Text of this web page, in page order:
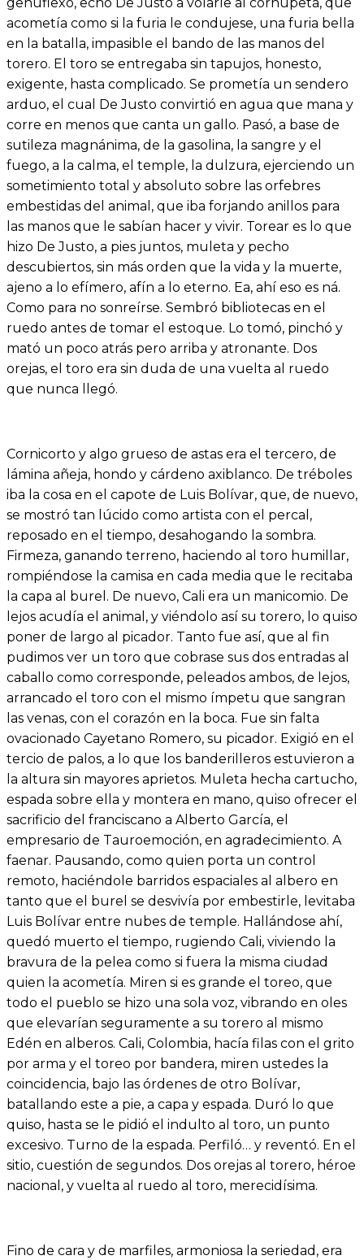
acometía como si la furia le condujese, una furia bella
en la batalla, impasible el bando de las manos del
torero. El toro se entregaba sin tapujos, honesto,
exigente, hasta complicado. Se prometía un sendero
arduo, el cual De Justo convirtió en agua que mana y
corre en menos que canta un gallo. Pasó, a base de
sutileza magnánima, de la gasolina, la sangre y el
fuego, a la calma, el temple, la dulzura, ejerciendo un
sometimiento total y absoluto sobre las orfebres
embestidas del animal, que iba forjando anillos para
las manos que le sabían hacer y vivir. Torear es lo que
hizo De Justo, a pies juntos, muleta y pecho
descubiertos, sin más orden que la vida y la muerte,
ajeno a lo efímero, afín a lo eterno. Ea, ahí eso es ná.
Como para no sonreírse. Sembró bibliotecas en el
ruedo antes de tomar el estoque. Lo tomó, pinchó y
mató un poco atrás pero arriba y atronante. Dos
orejas, el toro era sin duda de una vuelta al ruedo
que nunca llegó.
Cornicorto y algo grueso de astas era el tercero, de
lámina añeja, hondo y cárdeno axiblanco. De tréboles
iba la cosa en el capote de Luis Bolívar, que, de nuevo,
se mostró tan lúcido como artista con el percal,
reposado en el tiempo, desahogando la sombra.
Firmeza, ganando terreno, haciendo al toro humillar,
rompiéndose la camisa en cada media que le recitaba
la capa al burel. De nuevo, Cali era un manicomio. De
lejos acudía el animal, y viéndolo así su torero, lo quiso
poner de largo al picador. Tanto fue así, que al fin
pudimos ver un toro que cobrase sus dos entradas al
caballo como corresponde, peleados ambos, de lejos,
arrancado el toro con el mismo ímpetu que sangran
las venas, con el corazón en la boca. Fue sin falta
ovacionado Cayetano Romero, su picador. Exigió en el
tercio de palos, a lo que los banderilleros estuvieron a
la altura sin mayores aprietos. Muleta hecha cartucho,
espada sobre ella y montera en mano, quiso ofrecer el
sacrificio del franciscano a Alberto García, el
empresario de Tauroemoción, en agradecimiento. A
faenar. Pausando, como quien porta un control
remoto, haciéndole barridos espaciales al albero en
tanto que el burel se desvivía por embestirle, levitaba
Luis Bolívar entre nubes de temple. Hallándose ahí,
quedó muerto el tiempo, rugiendo Cali, viviendo la
bravura de la pelea como si fuera la misma ciudad
quien la acometía. Miren si es grande el toreo, que
todo el pueblo se hizo una sola voz, vibrando en oles
que elevarían seguramente a su torero al mismo
Edén en alberos. Cali, Colombia, hacía filas con el grito
por arma y el toreo por bandera, miren ustedes la
coincidencia, bajo las órdenes de otro Bolívar,
batallando este a pie, a capa y espada. Duró lo que
quiso, hasta se le pidió el indulto al toro, un punto
excesivo. Turno de la espada. Perfiló… y reventó. En el
sitio, cuestión de segundos. Dos orejas al torero, héroe
nacional, y vuelta al ruedo al toro, merecidísima.
Fino de cara y de marfiles, armoniosa la seriedad, era